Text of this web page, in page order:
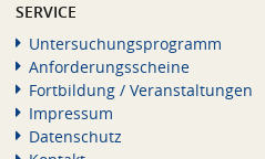
SERVICE
Untersuchungsprogramm
Anforderungsscheine
Fortbildung / Veranstaltungen
Impressum
Datenschutz